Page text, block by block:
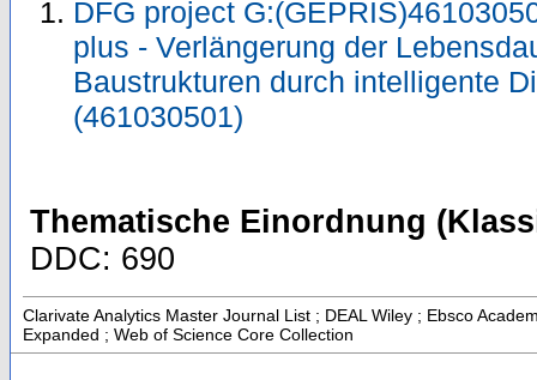
DFG project
plus - Verlängerung der
Baustrukturen durch intelligente
(461030501)
Thematische Einordnung
DDC: 690
Clarivate Analytics Master Journal List ; DEAL Wiley ; Ebsco
Expanded ; Web of Science Core Collection